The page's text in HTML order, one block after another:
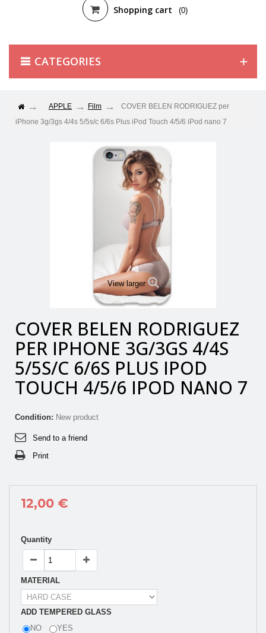
Shopping cart (0)
CATEGORIES
APPLE Film
COVER BELEN RODRIGUEZ per
iPhone 3g/3gs 4/4s 5/5s/c 6/6s Plus iPod Touch 4/5/6 iPod nano 7
View larger
COVER BELEN RODRIGUEZ
PER IPHONE 3G/3GS 4/4S
5/5S/C 6/6S PLUS IPOD
TOUCH 4/5/6 IPOD NANO 7
Condition: New product
Send to a friend
Print
12,00 €
Quantity
MATERIAL
ADD TEMPERED GLASS
NO
YES